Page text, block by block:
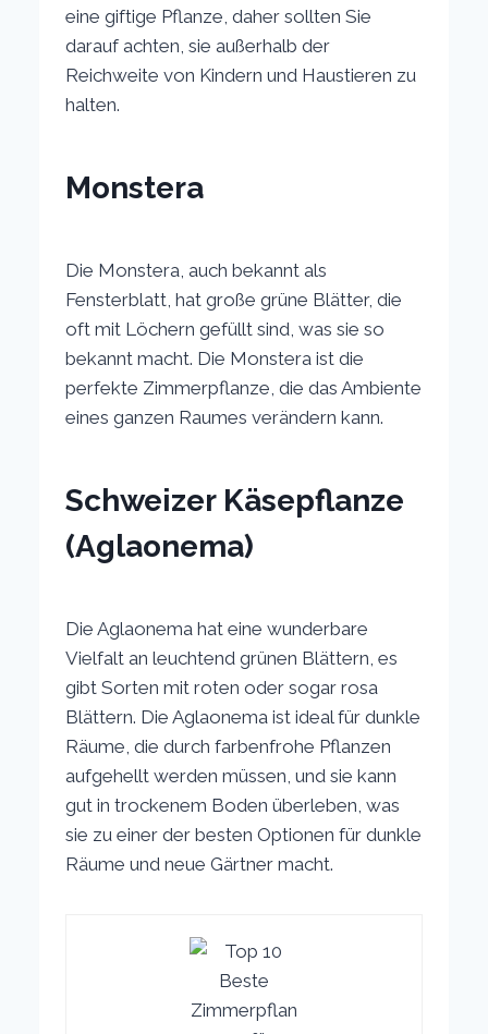
eine giftige Pflanze, daher sollten Sie
darauf achten, sie außerhalb der
Reichweite von Kindern und Haustieren zu
halten.
Monstera
Die Monstera, auch bekannt als
Fensterblatt, hat große grüne Blätter, die
oft mit Löchern gefüllt sind, was sie so
bekannt macht. Die Monstera ist die
perfekte Zimmerpflanze, die das Ambiente
eines ganzen Raumes verändern kann.
Schweizer Käsepflanze
(Aglaonema)
Die Aglaonema hat eine wunderbare
Vielfalt an leuchtend grünen Blättern, es
gibt Sorten mit roten oder sogar rosa
Blättern. Die Aglaonema ist ideal für dunkle
Räume, die durch farbenfrohe Pflanzen
aufgehellt werden müssen, und sie kann
gut in trockenem Boden überleben, was
sie zu einer der besten Optionen für dunkle
Räume und neue Gärtner macht.